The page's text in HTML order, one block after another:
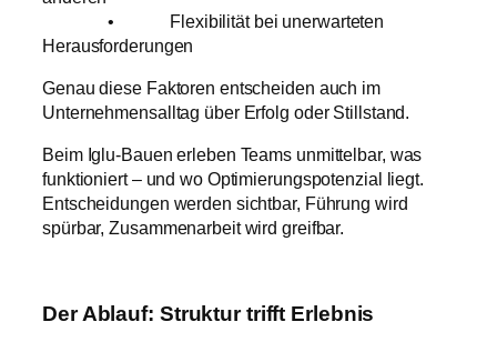
• Flexibilität bei unerwarteten
Herausforderungen
Genau diese Faktoren entscheiden auch im
Unternehmensalltag über Erfolg oder Stillstand.
Beim Iglu-Bauen erleben Teams unmittelbar, was
funktioniert – und wo Optimierungspotenzial liegt.
Entscheidungen werden sichtbar, Führung wird
spürbar, Zusammenarbeit wird greifbar.
Der Ablauf: Struktur trifft Erlebnis